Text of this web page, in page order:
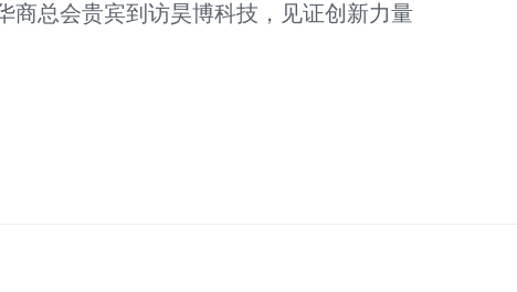
总会贵宾到访昊博科技，见证创新力量